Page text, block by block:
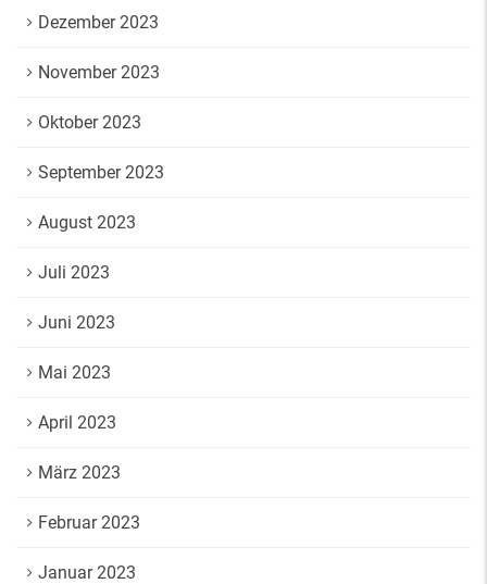
Dezember 2023
November 2023
Oktober 2023
September 2023
August 2023
Juli 2023
Juni 2023
Mai 2023
April 2023
März 2023
Februar 2023
Januar 2023